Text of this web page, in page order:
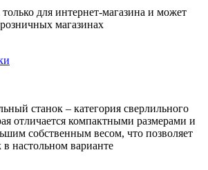
для интернет-магазина и может
магазинах
станок – категория сверлильного
отличается компактными размерами и
собственным весом, что позволяет
в настольном варианте